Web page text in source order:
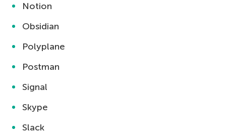
Notion
Obsidian
Polyplane
Postman
Signal
Skype
Slack